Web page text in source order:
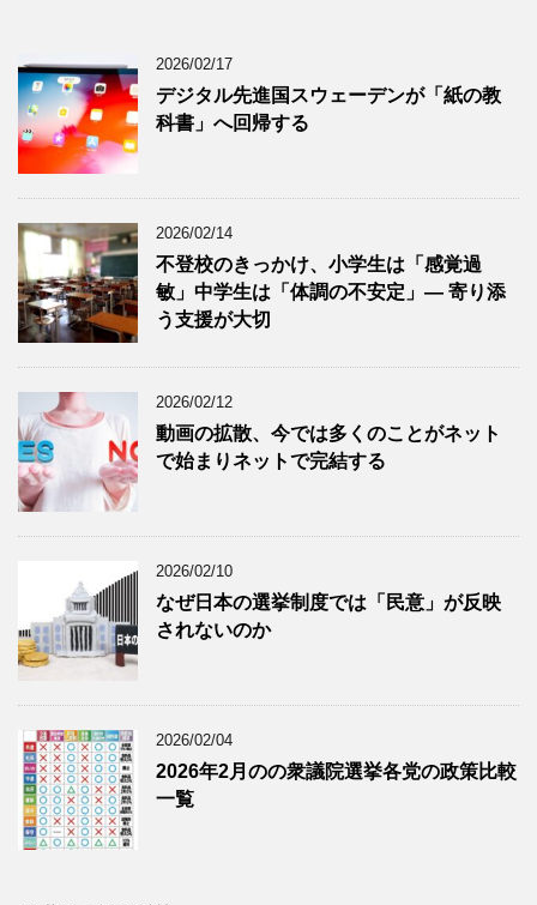
2026/02/17
デジタル先進国スウェーデンが「紙の教
科書」へ回帰する
2026/02/14
不登校のきっかけ、小学生は「感覚過
敏」中学生は「体調の不安定」― 寄り添
う支援が大切
2026/02/12
動画の拡散、今では多くのことがネット
で始まりネットで完結する
2026/02/10
なぜ日本の選挙制度では「民意」が反映
されないのか
2026/02/04
2026年2月のの衆議院選挙各党の政策比較
一覧